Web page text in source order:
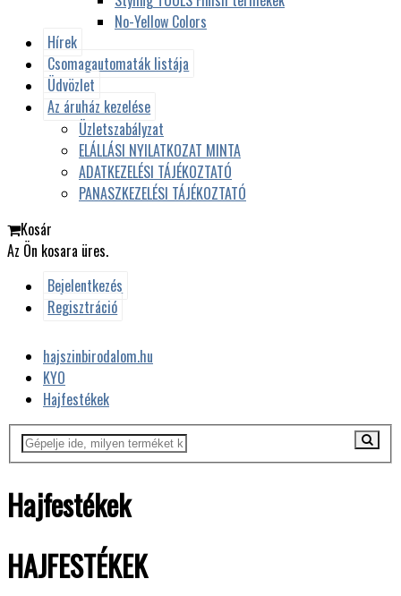
No-Yellow Colors
Hírek
Csomagautomaták listája
Üdvözlet
Az áruház kezelése
Üzletszabályzat
ELÁLLÁSI NYILATKOZAT MINTA
ADATKEZELÉSI TÁJÉKOZTATÓ
PANASZKEZELÉSI TÁJÉKOZTATÓ
Kosár
Az Ön kosara üres.
Bejelentkezés
Regisztráció
hajszinbirodalom.hu
KYO
Hajfestékek
Hajfestékek
HAJFESTÉKEK